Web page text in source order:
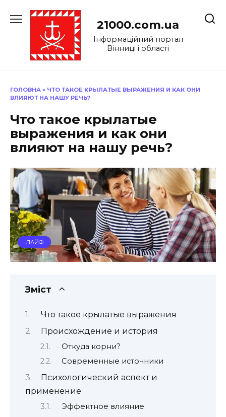
до
21000.com.ua
Інформаційний портал
Вінниці і області
ГОЛОВНА » ЧТО ТАКОЕ КРЫЛАТЫЕ ВЫРАЖЕНИЯ И КАК ОНИ
ВЛИЯЮТ НА НАШУ РЕЧЬ?
Что такое крылатые
выражения и как они
влияют на нашу речь?
ЛАЙФ
Зміст
Что такое крылатые выражения
Происхождение и история
Откуда корни?
Современные источники
Психологический аспект и
применение
Эффектное влияние